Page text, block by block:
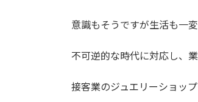
意識もそうですが生活も一
不可逆的な時代に対応し、
接客業のジュエリーショッ